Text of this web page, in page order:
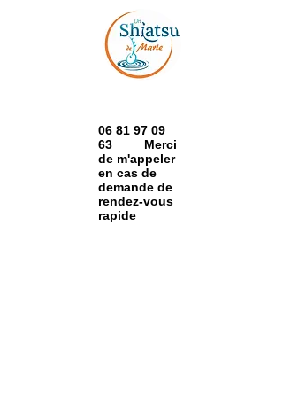
06 81 97 09
63 Merci
de m'appeler
en cas de
demande de
rendez-vous
rapide